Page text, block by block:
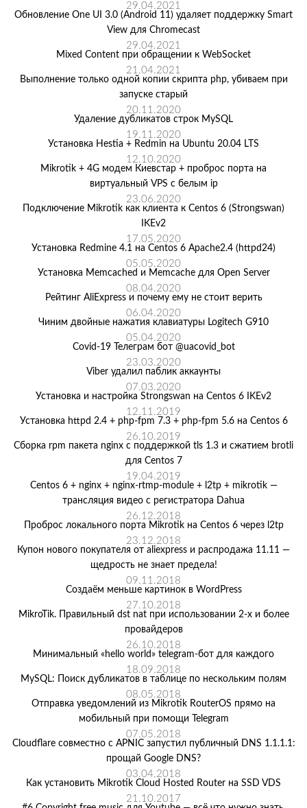
29.04.2021
Обновление One UI 3.0 (Android 11) удаляет поддержку Smart
View для Chromecast
29.04.2021
Mixed Content при обращении к WebSocket
21.04.2021
Выполнение только одной копии скрипта php, убиваем при
запуске старый
20.11.2020
Удаление дубликатов строк MySQL
19.11.2020
Установка Hestia + Redmin на Ubuntu 20.04 LTS
12.10.2020
Mikrotik + 4G модем Киевстар + проброс порта на
виртуальный VPS с белым ip
23.06.2020
Подключение Mikrotik как клиента к Centos 6 (Strongswan)
IKEv2
17.05.2020
Установка Redmine 4.1 на Centos 6 Apache2.4 (httpd24)
05.05.2020
Установка Memcached и Memcache для Open Server
08.04.2020
Рейтинг AliExpress и почему ему не стоит верить
06.04.2020
Чиним двойные нажатия клавиатуры Logitech G910
05.04.2020
Covid-19 Телеграм бот @uacovid_bot
23.03.2020
Viber удалил паблик аккаунты
07.03.2020
Установка и настройка Strongswan на Centos 6 IKEv2
12.11.2019
Установка httpd 2.4 + php-fpm 7.3 + php-fpm 5.6 на Centos 6
26.10.2019
Сборка rpm пакета nginx с поддержкой tls 1.3 и сжатием brotli
для Centos 7
19.04.2019
Centos 6 + nginx + nginx-rtmp-module + l2tp + mikrotik —
трансляция видео с регистратора Dahua
26.12.2018
Проброс локального порта Mikrotik на Centos 6 через l2tp
23.12.2018
Купон нового покупателя от aliexpress и распродажа 11.11 —
щедрость не знает предела!
09.11.2018
Создаём меньше картинок в WordPress
27.10.2018
MikroTik. Правильный dst nat при использовании 2-х и более
провайдеров
26.10.2018
Минимальный «hello world» telegram-бот для каждого
18.09.2018
MySQL: Поиск дубликатов в таблице по нескольким полям
08.05.2018
Отправка уведомлений из Mikrotik RouterOS прямо на
мобильный при помощи Telegram
07.05.2018
Cloudflare совместно с APNIC запустил публичный DNS 1.1.1.1:
прощай Google DNS?
03.04.2018
Как установить Mikrotik Cloud Hosted Router на SSD VDS
21.10.2017